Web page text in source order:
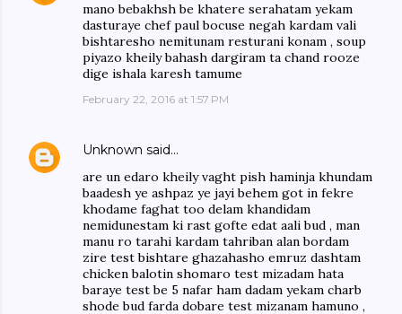
mano bebakhsh be khatere serahatam yekam
dasturaye chef paul bocuse negah kardam vali
bishtaresho nemitunam resturani konam , soup
piyazo kheily bahash dargiram ta chand rooze
dige ishala karesh tamume
February 22, 2016 at 1:57 PM
Unknown said…
are un edaro kheily vaght pish haminja khundam
baadesh ye ashpaz ye jayi behem got in fekre
khodame faghat too delam khandidam
nemidunestam ki rast gofte edat aali bud , man
manu ro tarahi kardam tahriban alan bordam
zire test bishtare ghazahasho emruz dashtam
chicken balotin shomaro test mizadam hata
baraye test be 5 nafar ham dadam yekam charb
shode bud farda dobare test mizanam hamuno ,